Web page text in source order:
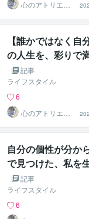
心のアトリエ～
心象画家：卯月
螢～
【誰かではなく
の人生を、彩りで
記事
ライフスタイル
6
心のアトリエ～
心象画家：卯月
螢～
自分の個性が分か
で見つけた、私を
記事
ライフスタイル
6